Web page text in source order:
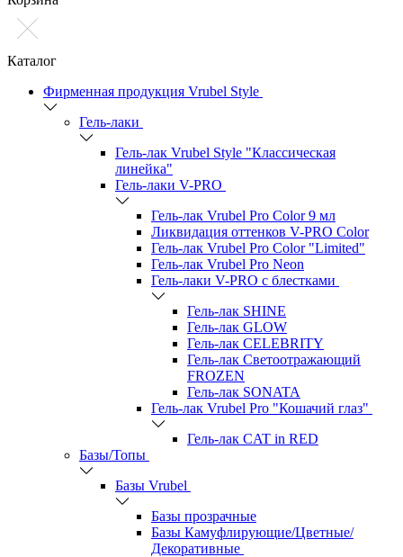
Каталог
Фирменная продукция Vrubel Style
Гель-лаки
Гель-лак Vrubel Style "Классическая
линейка"
Гель-лаки V-PRO
Гель-лак Vrubel Pro Color 9 мл
Ликвидация оттенков V-PRO Color
Гель-лак Vrubel Pro Color "Limited"
Гель-лак Vrubel Pro Neon
Гель-лаки V-PRO c блестками
Гель-лак SHINE
Гель-лак GLOW
Гель-лак CELEBRITY
Гель-лак Светоотражающий
FROZEN
Гель-лак SONATA
Гель-лак Vrubel Pro "Кошачий глаз"
Гель-лак CAT in RED
Базы/Топы
Базы Vrubel
Базы прозрачные
Базы Камуфлирующие/Цветные/
Декоративные